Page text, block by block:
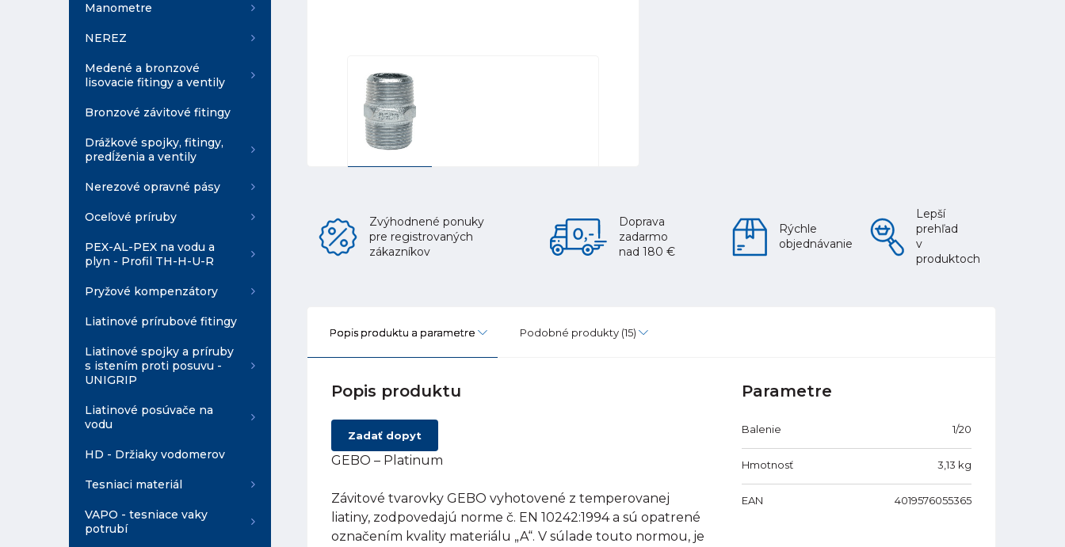
Manometre
NEREZ
Medené a bronzové
lisovacie fitingy a ventily
Bronzové závitové fitingy
Drážkové spojky, fitingy,
predĺženia a ventily
Nerezové opravné pásy
Oceľové príruby
PEX-AL-PEX na vodu a
plyn - Profil TH-H-U-R
Pryžové kompenzátory
Liatinové prírubové fitingy
Liatinové spojky a príruby
s istením proti posuvu -
UNIGRIP
Liatinové posúvače na
vodu
HD - Držiaky vodomerov
Tesniaci materiál
VAPO - tesniace vaky
potrubí
Zvýhodnené ponuky
pre registrovaných
zákazníkov
Doprava
zadarmo
nad 180 €
Rýchle
objednávanie
Lepší
prehľad
v
produktoch
Popis produktu a parametre Podobné produkty (15)
Popis produktu
Zadať dopyt
GEBO – Platinum
Závitové tvarovky GEBO vyhotovené z temperovanej
liatiny, zodpovedajú norme č. EN 10242:1994 a sú opatrené
označením kvality materiálu „A“. V súlade touto normou, je
Parametre
Balenie 1/20
Hmotnosť 3,13 kg
EAN 4019576055365